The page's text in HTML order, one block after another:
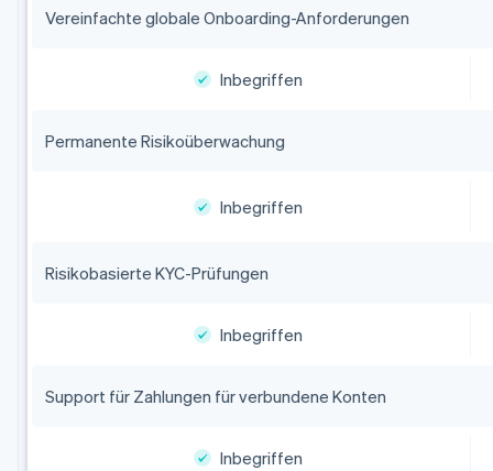
Vereinfachte globale Onboarding-Anforderungen
Inbegriffen
Permanente Risikoüberwachung
Inbegriffen
Risikobasierte KYC-Prüfungen
Inbegriffen
Support für Zahlungen für verbundene Konten
Inbegriffen